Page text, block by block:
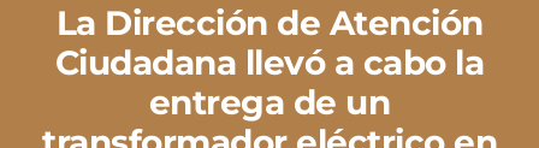
La Dirección de Atención
Ciudadana llevó a cabo la
entrega de un